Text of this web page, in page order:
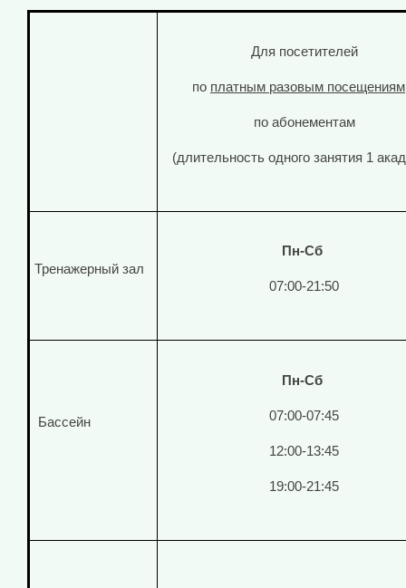
Для посетителей
по платным разовым посещениям
по абонементам
(длительность одного занятия 1
Тренажерный зал
Пн-Сб
07:00-21:50
Бассейн
Пн-Сб
07:00-07:45
12:00-13:45
19:00-21:45